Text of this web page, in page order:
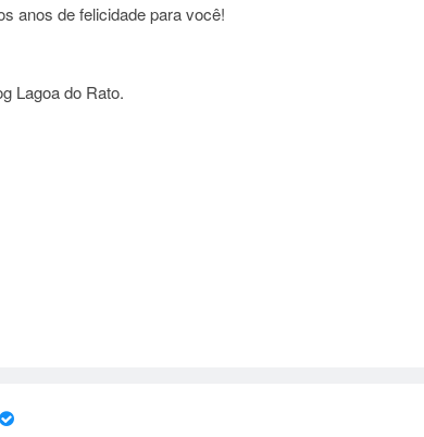
anos de felicidade para você!
Lagoa do Rato.